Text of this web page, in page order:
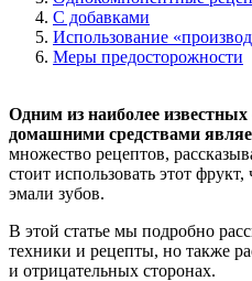
C добавками
Использование
Меры предосторожности
Одним из наиболее
домашними средствами
множество рецептов,
стоит использовать этот
эмали зубов.
В этой статье мы подробно
техники и рецепты, но также
и отрицательных сторонах.